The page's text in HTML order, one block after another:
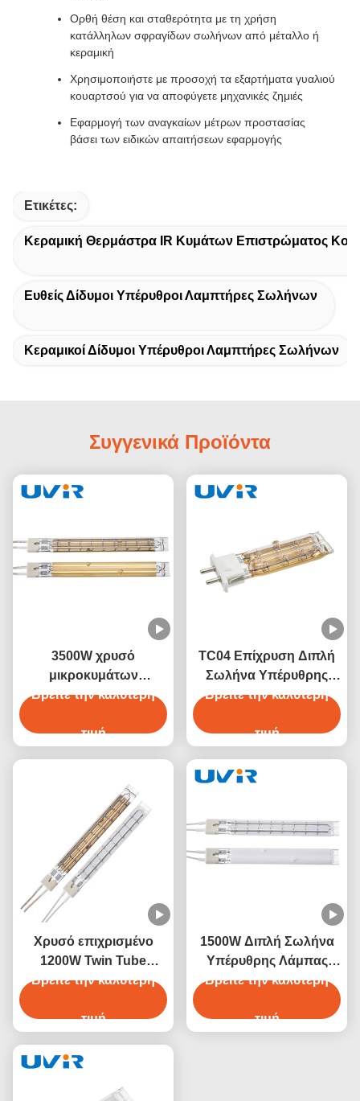
Ορθή θέση και σταθερότητα με τη χρήση
κατάλληλων σφραγίδων σωλήνων από μέταλλο ή
κεραμική
Χρησιμοποιήστε με προσοχή τα εξαρτήματα γυαλιού
κουαρτσού για να αποφύγετε μηχανικές ζημιές
Εφαρμογή των αναγκαίων μέτρων προστασίας
βάσει των ειδικών απαιτήσεων εφαρμογής
Ετικέτες:
Κεραμική Θερμάστρα IR Κυμάτων Επιστρώματος
Ευθείς Δίδυμοι Υπέρυθροι Λαμπτήρες Σωλήνων
Κεραμικοί Δίδυμοι Υπέρυθροι Λαμπτήρες Σωλήνων
Συγγενικά Προϊόντα
3500W χρυσό
μικροκυμάτων
υπέρυθρο σωλήνα
εξοπλισμό
Βρείτε την καλύτερη
τιμή
TC04 Επίχρυση Διπλή
Σωλήνα Υπέρυθρης
Λάμπας 450W 230V
Βρείτε την καλύτερη
τιμή
Χρυσό επιχρισμένο
1200W Twin Tube
Halogen υπέρυθρο
Βρείτε την καλύτερη
τιμή
1500W Διπλή Σωλήνα
Υπέρυθρης Λάμπας
Νικρώμιο 230V Λευκή
Βρείτε την καλύτερη
τιμή